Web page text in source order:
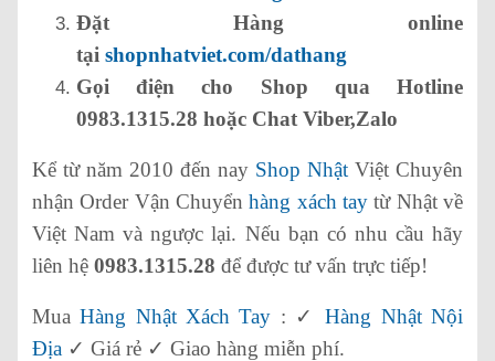
Đặt Hàng online
tại shopnhatviet.com/dathang
Gọi điện cho Shop qua Hotline
0983.1315.28 hoặc Chat Viber,Zalo
Kể từ năm 2010 đến nay Shop Nhật Việt Chuyên
nhận Order Vận Chuyểnhàng xách tay từ Nhật về
Việt Nam và ngược lại. Nếu bạn có nhu cầu hãy
liên hệ 0983.1315.28 để được tư vấn trực tiếp!
MuaHàng Nhật Xách Tay : ✓Hàng Nhật Nội
Địa ✓ Giá rẻ ✓ Giao hàng miễn phí.